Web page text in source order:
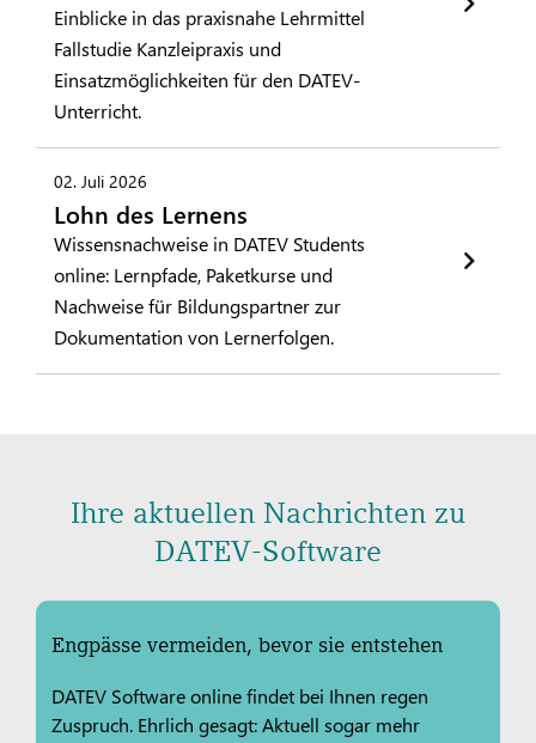
Einblicke in das praxisnahe Lehrmittel
Fallstudie Kanzleipraxis und
Einsatzmöglichkeiten für den DATEV-
Unterricht.
02. Juli 2026
Lohn des Lernens
Wissensnachweise in DATEV Students
online: Lernpfade, Paketkurse und
Nachweise für Bildungspartner zur
Dokumentation von Lernerfolgen.
Ihre aktuellen Nachrichten zu
DATEV-Software
Engpässe vermeiden, bevor sie entstehen
DATEV Software online findet bei Ihnen regen
Zuspruch. Ehrlich gesagt: Aktuell sogar mehr